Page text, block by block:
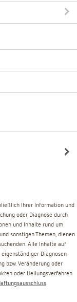
Ihrer Information und
oder Diagnose durch
und Inhalte rund um
sonstigen Themen, dienen
Alle Inhalte auf
Diagnosen
bzw. Veränderung oder
oder Heilungsverfahren
.